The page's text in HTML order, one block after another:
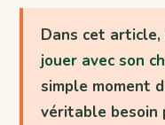
Dans cet
jouer avec son
simple moment
véritable besoin